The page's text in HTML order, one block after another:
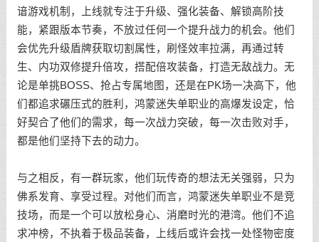
谙游戏机制，上线就专注于升级、强化装备、解锁高阶技
能，紧跟版本节奏，不放过任何一个提升战力的机会。他们
会优先升级盾牌获取切割属性，刷怪效率拉满，再通过转
生、内功双修提升倍攻，搭配倍攻装备，打造无敌战力。无
论是单挑BOSS、抢占专属地图，还是在PK场一决高下，他
们都追求碾压式的胜利，鸿蒙迷失单职业的高爆发设定，恰
好契合了他们的需求，每一次战力突破，每一次击败对手，
都是他们坚持下去的动力。
与之相反，有一群玩家，他们玩传奇的想法无关强弱，只为
佛系发育、享受过程。对他们而言，鸿蒙迷失单职业不是竞
技场，而是一个可以放松身心、消磨时光的港湾。他们不追
求冲榜，不执着于极品装备，上线后或许会找一处怪物密度